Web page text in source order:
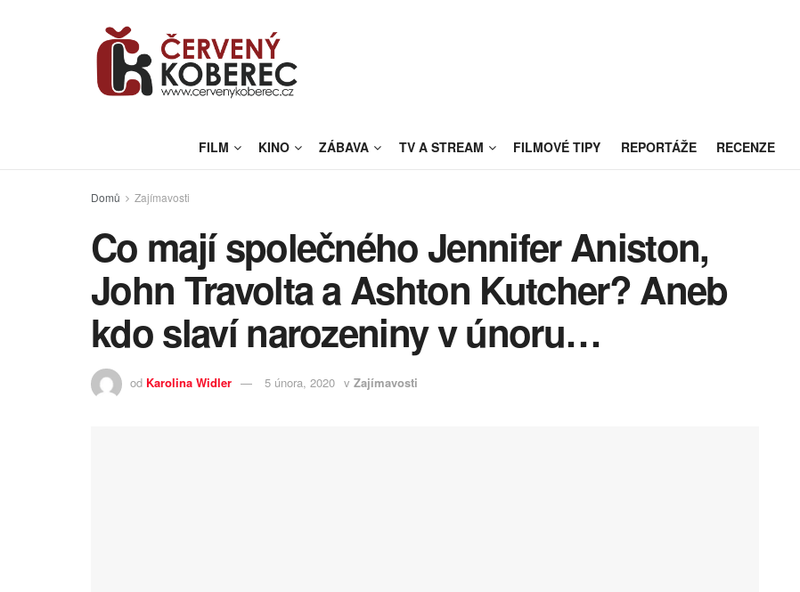
FILM KINO ZÁBAVA TV A STREAM FILMOVÉ TIPY REPORTÁŽE RECENZE
Domů Zajímavosti
Co mají společného Jennifer Aniston,
John Travolta a Ashton Kutcher? Aneb
kdo slaví narozeniny v únoru…
od Karolina Widler 5 února, 2020 v Zajímavosti